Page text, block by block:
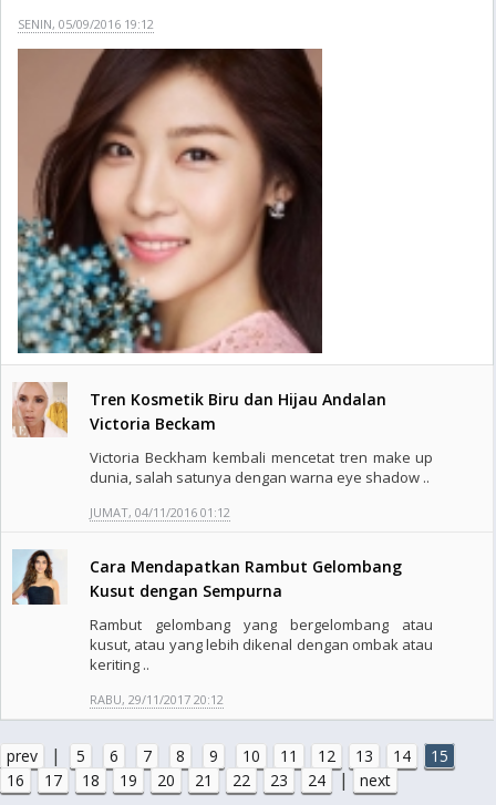
SENIN, 05/09/2016 19:12
Tren Kosmetik Biru dan Hijau Andalan
Victoria Beckam
Victoria Beckham kembali mencetat tren make up
dunia, salah satunya dengan warna eye shadow ..
JUMAT, 04/11/2016 01:12
Cara Mendapatkan Rambut Gelombang
Kusut dengan Sempurna
Rambut gelombang yang bergelombang atau
kusut, atau yang lebih dikenal dengan ombak atau
keriting ..
RABU, 29/11/2017 20:12
prev | 5 6 7 8 9 10 11 12 13 14
15
16
17 18 19 20 21 22 23 24 | next